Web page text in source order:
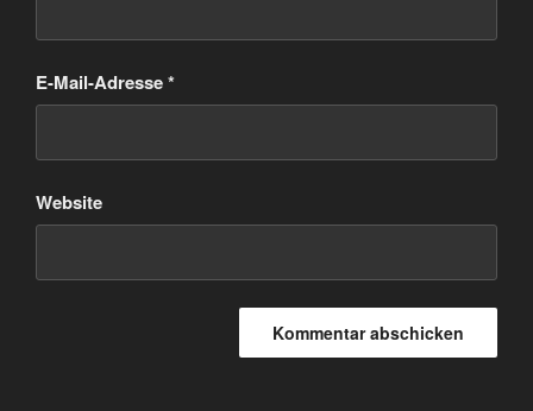
E-Mail-Adresse*
Website